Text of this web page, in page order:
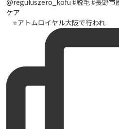
⠀ ⭐️アトムロイヤル大阪で行われ